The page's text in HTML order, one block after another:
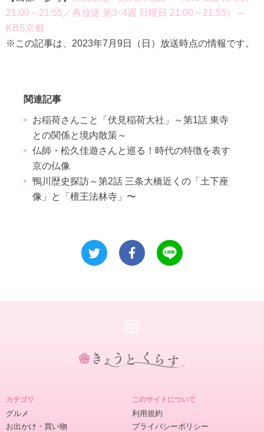
21:00～21:55／再放送 第3･4週 日曜日 21:00～21:55） –
KBS京都
※この記事は、2023年7月9日（日）放送時点の情報です。
関連記事
お稲荷さんこと「伏見稲荷大社」～第1話 東寺
との関係と境内散策～
仏師・松久佳遊さんと巡る！時代の特徴を表す
京の仏像
鴨川歴史探訪～第2話 三条大橋近くの「土下座
像」と「檀王法林寺」〜
カテゴリ
グルメ
お出かけ・買い物
このサイトについて
利用規約
プライバシーポリシー